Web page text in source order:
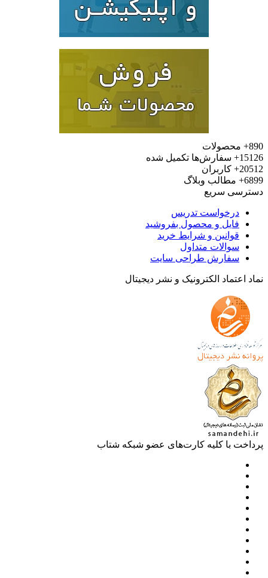
محصولات
سفارش‌ها تکمیل شده
کاربران
مطالب وبلاگ
سریع
درخواست تدریس
فایل و محصول بفروشید
قوانین و شرایط خرید
سوالات متداول
سفارش طراحی سایت
اعتماد الکترونیک و نشر دیجیتال
با کلیه کارت‌های عضو شبکه شتاب